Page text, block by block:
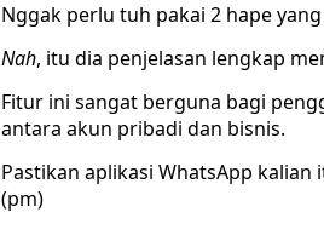
Nggak perlu tuh pakai 2 hape
Nah, itu dia penjelasan lengkap
Fitur ini sangat berguna bagi
antara akun pribadi dan bisnis.
Pastikan aplikasi WhatsApp
(pm)